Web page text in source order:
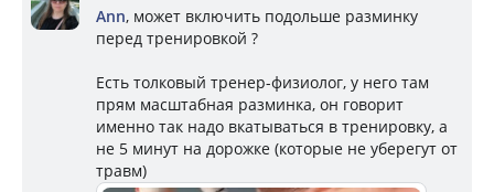
Ann, может включить подольше разминку
перед тренировкой ?
Есть толковый тренер-физиолог, у него там
прям масштабная разминка, он говорит
именно так надо вкатываться в тренировку, а
не 5 минут на дорожке (которые не уберегут от
травм)